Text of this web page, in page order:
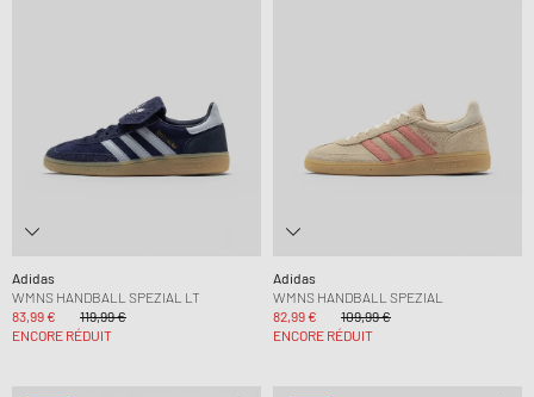
Adidas
WMNS HANDBALL SPEZIAL LT
83,99 €
119,99 €
ENCORE RÉDUIT
Adidas
WMNS HANDBALL SPEZIAL
82,99 €
109,99 €
ENCORE RÉDUIT